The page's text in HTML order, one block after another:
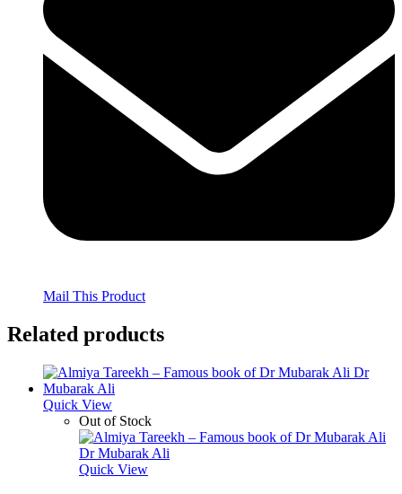
Mail This Product
Related products
Quick View
Out of Stock
Quick View